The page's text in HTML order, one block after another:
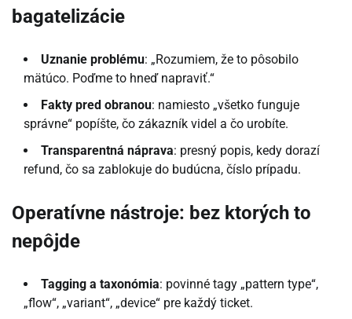
bagatelizácie
Uznanie problému: „Rozumiem, že to pôsobilo
mätúco. Poďme to hneď napraviť.“
Fakty pred obranou: namiesto „všetko funguje
správne“ popíšte, čo zákazník videl a čo urobíte.
Transparentná náprava: presný popis, kedy dorazí
refund, čo sa zablokuje do budúcna, číslo prípadu.
Operatívne nástroje: bez ktorých to
nepôjde
Tagging a taxonómia: povinné tagy „pattern type“,
„flow“, „variant“, „device“ pre každý ticket.